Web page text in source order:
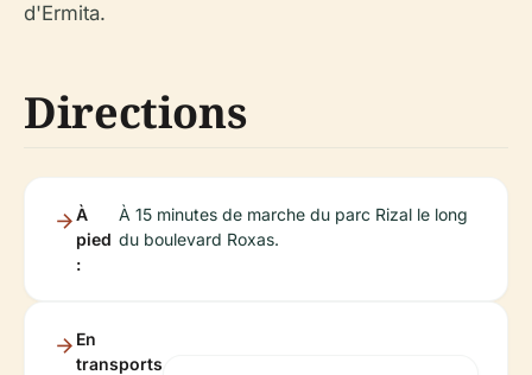
d'Ermita.
Directions
À
pied
:
À 15 minutes de marche du parc Rizal le long
du boulevard Roxas.
En
transports